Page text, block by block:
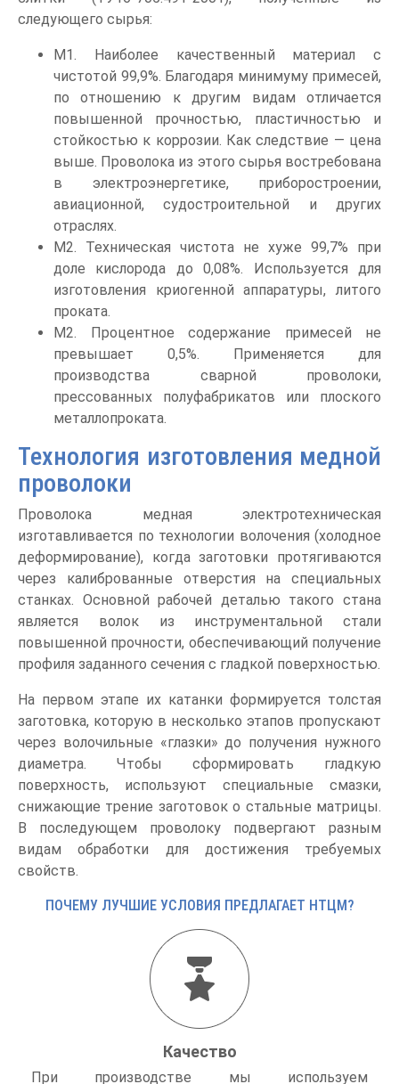
следующего сырья:
М1. Наиболее качественный материал с
чистотой 99,9%. Благодаря минимуму примесей,
по отношению к другим видам отличается
повышенной прочностью, пластичностью и
стойкостью к коррозии. Как следствие — цена
выше. Проволока из этого сырья востребована
в электроэнергетике, приборостроении,
авиационной, судостроительной и других
отраслях.
М2. Техническая чистота не хуже 99,7% при
доле кислорода до 0,08%. Используется для
изготовления криогенной аппаратуры, литого
проката.
М2. Процентное содержание примесей не
превышает 0,5%. Применяется для
производства сварной проволоки,
прессованных полуфабрикатов или плоского
металлопроката.
Технология изготовления медной
проволоки
Проволока медная электротехническая
изготавливается по технологии волочения (холодное
деформирование), когда заготовки протягиваются
через калиброванные отверстия на специальных
станках. Основной рабочей деталью такого стана
является волок из инструментальной стали
повышенной прочности, обеспечивающий получение
профиля заданного сечения с гладкой поверхностью.
На первом этапе их катанки формируется толстая
заготовка, которую в несколько этапов пропускают
через волочильные «глазки» до получения нужного
диаметра. Чтобы сформировать гладкую
поверхность, используют специальные смазки,
снижающие трение заготовок о стальные матрицы.
В последующем проволоку подвергают разным
видам обработки для достижения требуемых
свойств.
ПОЧЕМУ ЛУЧШИЕ УСЛОВИЯ ПРЕДЛАГАЕТ НТЦМ?
Качество
При производстве мы используем